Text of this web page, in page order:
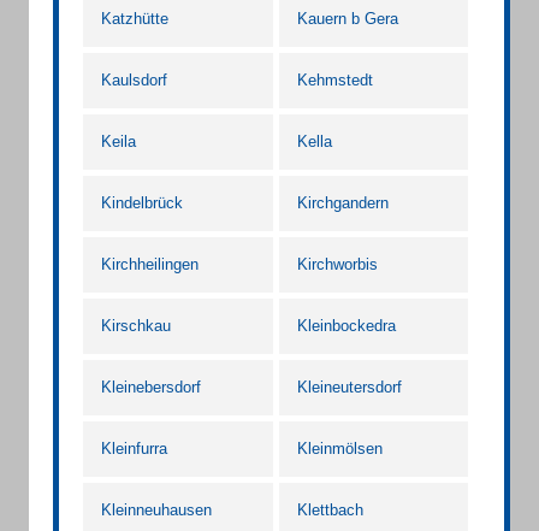
Katzhütte Kauern b Gera
Kaulsdorf Kehmstedt
Keila Kella
Kindelbrück Kirchgandern
Kirchheilingen Kirchworbis
Kirschkau Kleinbockedra
Kleinebersdorf Kleineutersdorf
Kleinfurra Kleinmölsen
Kleinneuhausen Klettbach